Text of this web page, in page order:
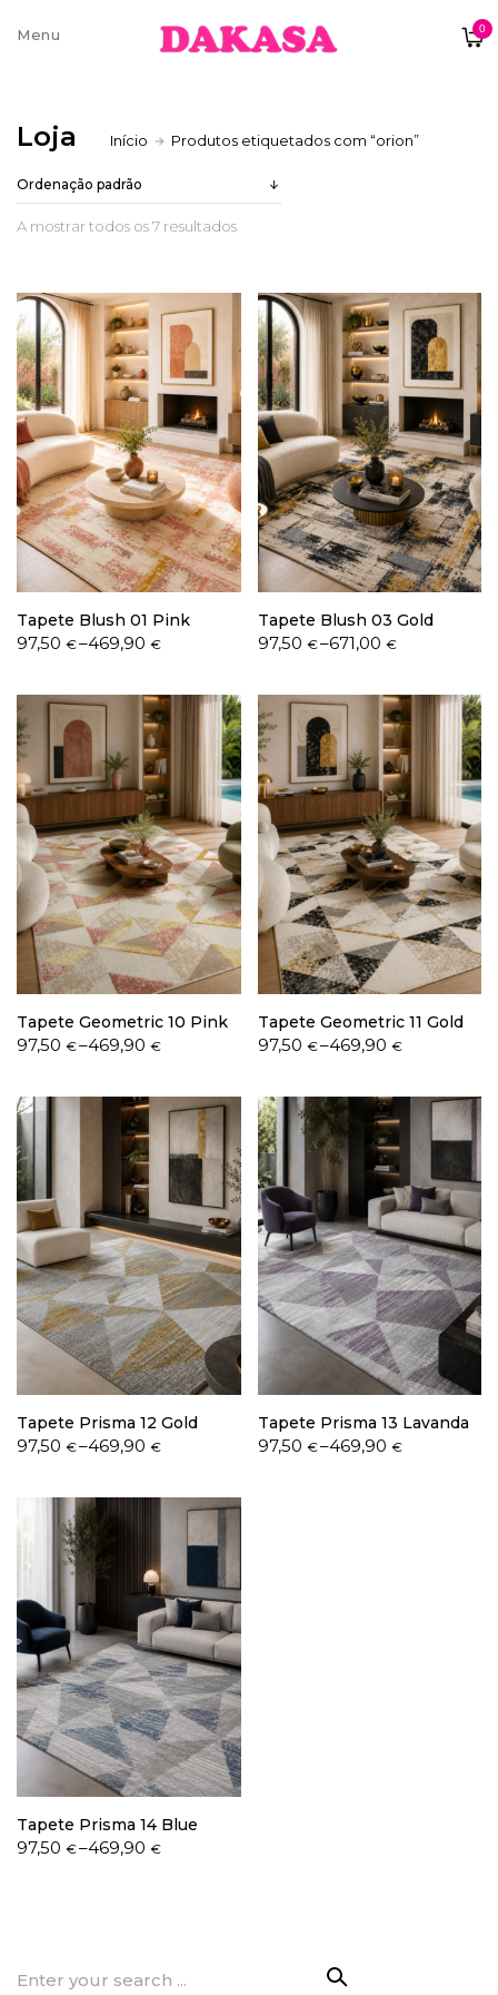
0
Sobre nós
Trocas e Devoluções
Termos e condições
Livro de Reclamações
Loja Início Produtos etiquetados com “orion”
A mostrar todos os 7 resultados
Tapete Blush 01 Pink
97,50 €–469,90€
Price
through
469,90 €
Tapete Blush 03 Gold
97,50 €–671,00 €
Price
through
671,00 €
Tapete Geometric 10 Pink
97,50 €–469,90€
Price
through
469,90 €
Tapete Geometric 11 Gold
97,50 €–469,90 €
Price
through
469,90 €
Tapete Prisma 12 Gold
97,50 €–469,90€
Price
through
469,90 €
Tapete Prisma 13 Lavanda
97,50 €–469,90 €
Price
Tapete Prisma 14 Blue
97,50 €–469,90€
Price
Search